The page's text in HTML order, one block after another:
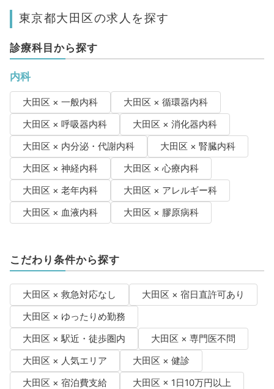
東京都大田区の求人を探す
診療科目から探す
内科
大田区 × 一般内科
大田区 × 循環器内科
大田区 × 呼吸器内科
大田区 × 消化器内科
大田区 × 内分泌・代謝内科
大田区 × 腎臓内科
大田区 × 神経内科
大田区 × 心療内科
大田区 × 老年内科
大田区 × アレルギー科
大田区 × 血液内科
大田区 × 膠原病科
こだわり条件から探す
大田区 × 救急対応なし
大田区 × 宿日直許可あり
大田区 × ゆったりめ勤務
大田区 × 駅近・徒歩圏内
大田区 × 専門医不問
大田区 × 人気エリア
大田区 × 健診
大田区 × 宿泊費支給
大田区 × 1日10万円以上